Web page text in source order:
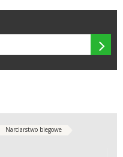

Narciarstwo biegowe